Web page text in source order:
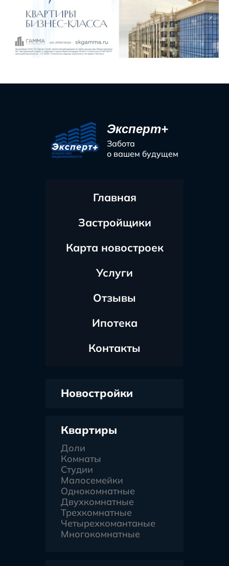
Эксперт+
Забота
о вашем будущем
Главная
Застройщики
Карта новостроек
Услуги
Отзывы
Ипотека
Контакты
Новостройки
Квартиры
Доли
Комнаты
Студии
Малосемейки
Однокомнатные
Двухкомнатные
Трехкомнатные
Четырехкомантаные
Многокомнатные